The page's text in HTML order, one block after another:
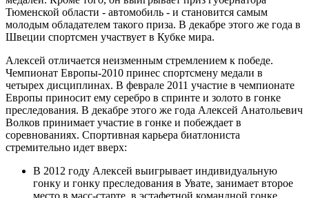
Тюменской области - автомобиль - и становится самым
молодым обладателем такого приза. В декабре этого же года в
Швеции спортсмен участвует в Кубке мира.
Алексей отличается неизменным стремлением к победе.
Чемпионат Европы-2010 принес спортсмену медали в
четырех дисциплинах. В феврале 2011 участие в чемпионате
Европы приносит ему серебро в спринте и золото в гонке
преследования. В декабре этого же года Алексей Анатольевич
Волков принимает участие в гонке и побеждает в
соревнованиях. Спортивная карьера биатлониста
стремительно идет вверх:
В 2012 году Алексей выигрывает индивидуальную
гонку и гонку преследования в Увате, занимает второе